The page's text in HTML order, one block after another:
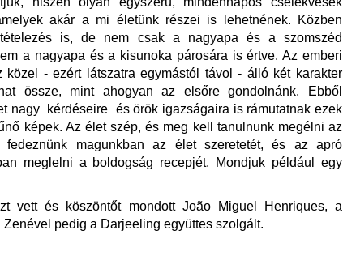
akár a mi életünk részei is lehetnének. Közben
is, de nem csak a nagyapa és a szomszéd
a nagyapa és a kisunoka párosára is értve. Az emberi
közel - ezért látszatra egymástól távol - álló két karakter
össze, mint ahogyan az elsőre gondolnánk. Ebből
nagy kérdéseire és örök igazságaira is rámutatnak ezek
képek. Az élet szép, és meg kell tanulnunk megélni az
magunkban az élet szeretetét, és az apró
meglelni a boldogság recepjét. Mondjuk például egy
vett és köszöntőt mondott João Miguel Henriques, a
pedig a Darjeeling együttes szolgált.